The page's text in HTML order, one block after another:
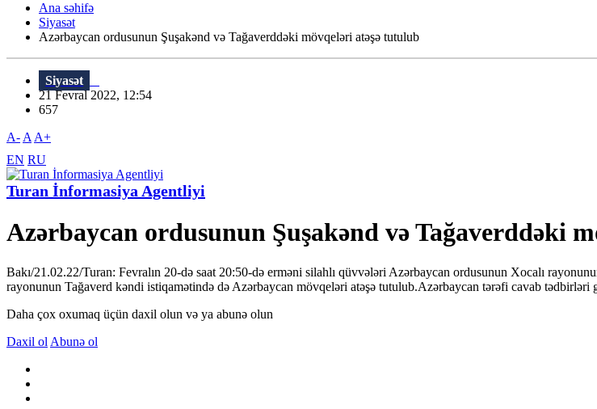
Ana səhifə
Siyasət
Azərbaycan ordusunun Şuşakənd və Tağaverddəki mövqeləri atəşə tutulub
Siyasət
21 Fevral 2022, 12:54
657
A- A A+
EN RU
Turan İnformasiya Agentliyi
Azərbaycan ordusunun Şuşakənd və Tağaverddəki
Bakı/21.02.22/Turan: Fevralın 20-də saat 20:50-də erməni silahlı qüvvələri Azərbaycan ordusunun Xocalı
rayonunun Tağaverd kəndi istiqamətində də Azərbaycan mövqeləri atəşə tutulub.Azərbaycan tərəfi cavab
Daha çox oxumaq üçün daxil olun və ya abunə olun
Daxil ol Abunə ol